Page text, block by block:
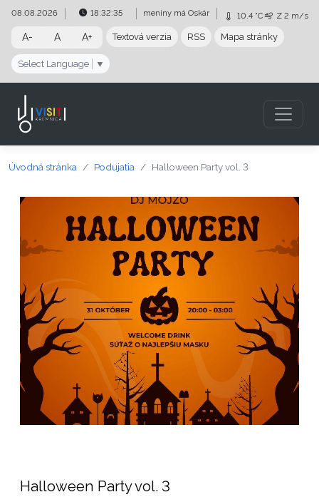
Preskočiť na obsah
Preskočiť na hlavné menu
08.08.2026 18:32:35 meniny máOskár 10.4 °C Z 2 m/s
A- A A+ Textová verzia RSS Mapa stránky
Select Language ▼
Úvodná stránka Podujatia Halloween Party vol. 3
Halloween Party vol. 3